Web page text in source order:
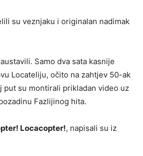
su veznjaku i originalan nadimak
Samo dva sata kasnije
Locateliju, očito na zahtjev 50-ak
put su montirali prikladan video uz
Fazlijinog hita.
Locacopter!, napisali su iz